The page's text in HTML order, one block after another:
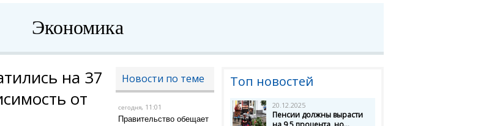
Экономика
на 37
от
Новости по теме
сегодня, 11:01
Правительство обещает
Топ новостей
20.12.2025
Пенсии должны вырасти